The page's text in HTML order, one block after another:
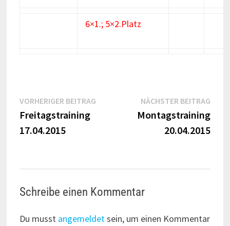
6×1.; 5×2.Platz
Beitragsnavigation
VORHERIGER BEITRAGVorheriger
Freitagstraining
17.04.2015
NÄCHSTER BEITRAG
Montagstraining
20.04.2015
Schreibe einen Kommentar
Du musst angemeldetsein, um einen Kommentar